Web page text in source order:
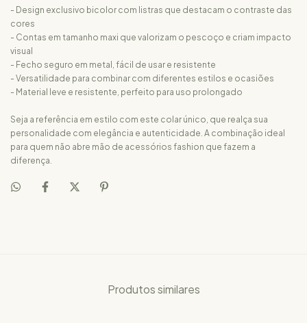
- Design exclusivo bicolor com listras que destacam o contraste das
cores
- Contas em tamanho maxi que valorizam o pescoço e criam impacto
visual
- Fecho seguro em metal, fácil de usar e resistente
- Versatilidade para combinar com diferentes estilos e ocasiões
- Material leve e resistente, perfeito para uso prolongado
Seja a referência em estilo com este colar único, que realça sua
personalidade com elegância e autenticidade. A combinação ideal
para quem não abre mão de acessórios fashion que fazem a
diferença.
Produtos similares